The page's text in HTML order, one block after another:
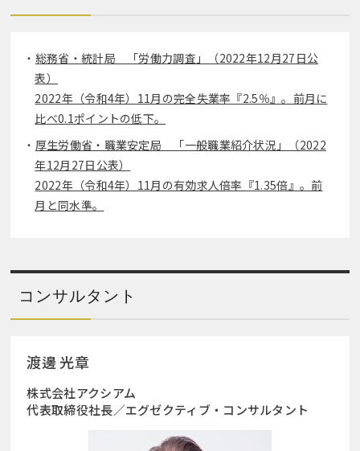
総務省・統計局 「労働力調査」（2022年12月27日公
表）
2022年（令和4年）11月の完全失業率『2.5％』。前月に
比べ0.1ポイントの低下。
厚生労働省・職業安定局 「一般職業紹介状況」（2022
年12月27日公表）
2022年（令和4年）11月の有効求人倍率『1.35倍』。前
月と同水準。
コンサルタント
渡邊 光章
株式会社アクシアム
代表取締役社長／エグゼクティブ・コンサルタント